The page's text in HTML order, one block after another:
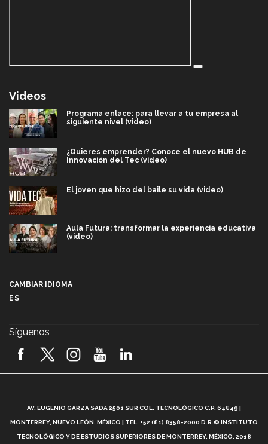
Videos
Programa enlace: para llevar a tu empresa al
siguiente nivel (video)
¿Quieres emprender? Conoce el nuevo HUB de
Innovación del Tec (video)
El joven que hizo del baile su vida (video)
Aula Futura: transformar la experiencia educativa
(video)
2026! (video)
¿Cómo es el Modelo Educativo Tec? (video)
CAMBIAR IDIOMA
ES
Síguenos
AV. EUGENIO GARZA SADA 2501 SUR COL. TECNOLÓGICO C.P. 64849 |
MONTERREY, NUEVO LEÓN, MÉXICO | TEL. +52 (81) 8358-2000 D.R.© INSTITUTO
TECNOLÓGICO Y DE ESTUDIOS SUPERIORES DE MONTERREY, MÉXICO. 2018